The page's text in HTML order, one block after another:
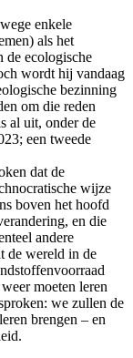
enkele
als het
de ecologische
wordt hij vandaag
bezinning
om die reden
al uit, onder de
een tweede
dat de
wijze
boven het hoofd
en die
andere
de wereld in de
moeten leren
we zullen de
brengen – en